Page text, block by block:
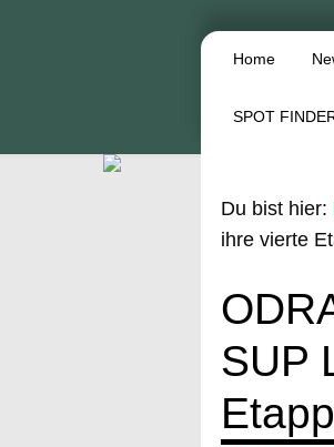
Home
SPOT
Du bist hier:
ihre vierte
SUP